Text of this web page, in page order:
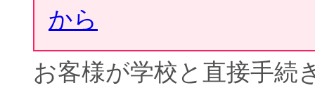
から
お客様が学校と直接手続